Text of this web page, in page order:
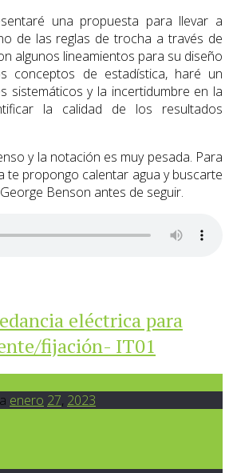
una propuesta para llevar a
de las reglas de trocha a través de
algunos lineamientos para su diseño
conceptos de estadística, haré un
sistemáticos y la incertidumbre en la
la calidad de los resultados
y la notación es muy pesada. Para
te propongo calentar agua y buscarte
Benson antes de seguir.
eléctrica para
fijación- IT01
enero 27, 2023